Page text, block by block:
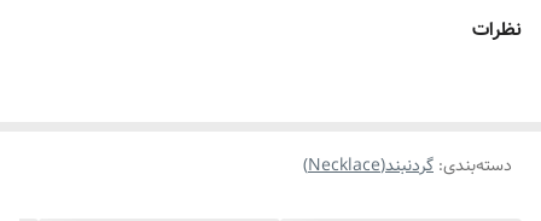
نظرات
دسته‌بندی: گردنبند(Necklace)